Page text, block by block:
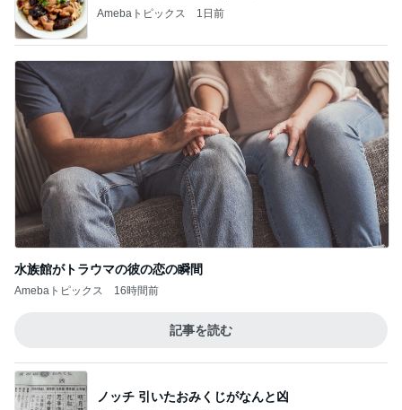
Amebaトピックス 1日前
水族館がトラウマの彼の恋の瞬間
Amebaトピックス 16時間前
記事を読む
ノッチ 引いたおみくじがなんと凶